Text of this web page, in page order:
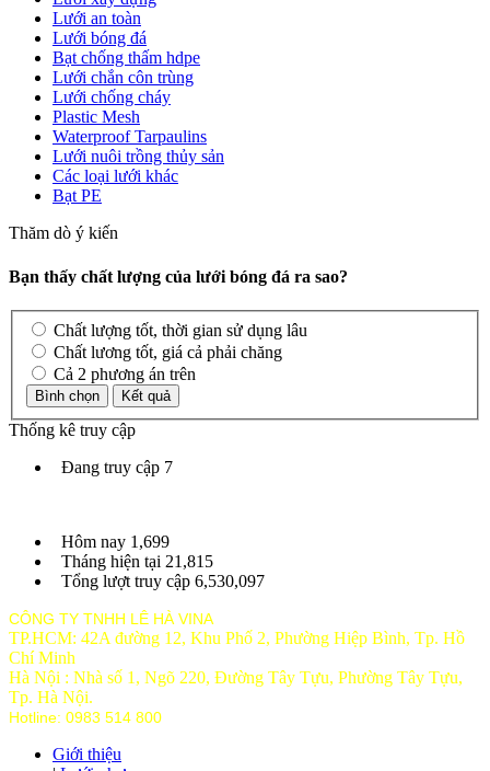
Lưới an toàn
Lưới bóng đá
Bạt chống thấm hdpe
Lưới chắn côn trùng
Lưới chống cháy
Plastic Mesh
Waterproof Tarpaulins
Lưới nuôi trồng thủy sản
Các loại lưới khác
Bạt PE
Thăm dò ý kiến
Bạn thấy chất lượng của lưới bóng đá ra sao?
Chất lượng tốt, thời gian sử dụng lâu
Chất lương tốt, giá cả phải chăng
Cả 2 phương án trên
Thống kê truy cập
Đang truy cập 7
Hôm nay 1,699
Tháng hiện tại 21,815
Tổng lượt truy cập 6,530,097
CÔNG TY TNHH LÊ HÀ VINA
TP.HCM: 42A đường 12, Khu Phố 2, Phường Hiệp Bình, Tp. Hồ
Chí Minh
Hà Nội : Nhà số 1, Ngõ 220, Đường Tây Tựu, Phường Tây Tựu,
Tp. Hà Nội.
Hotline: 0983 514 800
Giới thiệu